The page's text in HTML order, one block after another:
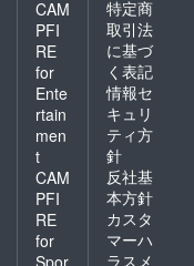
CAM
PFI
RE
for
Ente
rtain
men
t
CAM
PFI
RE
for
Spor
特定商
取引法
に基づ
く表記
情報セ
キュリ
ティ方
針
反社基
本方針
カスタ
マーハ
ラスメ